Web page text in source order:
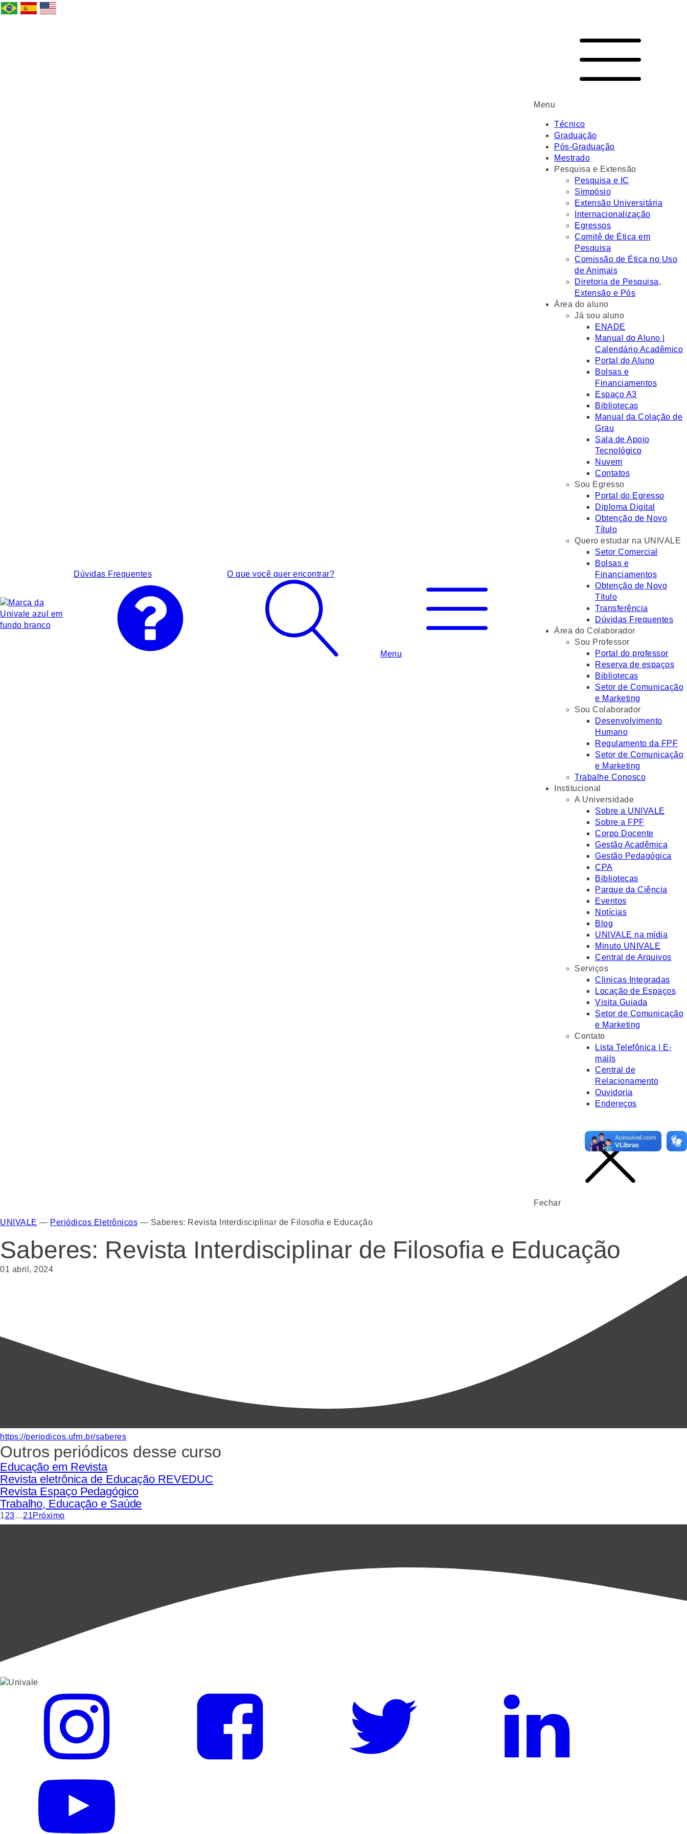
Dúvidas Frequentes O que você quer encontrar?
Menu
Menu
Técnico
Graduação
Pós-Graduação
Mestrado
Pesquisa e Extensão
Pesquisa e IC
Simpósio
Extensão Universitária
Internacionalização
Egressos
Comitê de Ética em
Pesquisa
Comissão de Ética no Uso
de Animais
Diretoria de Pesquisa,
Extensão e Pós
Área do aluno
Já sou aluno
ENADE
Manual do Aluno |
Calendário Acadêmico
Portal do Aluno
Bolsas e
Financiamentos
Espaço A3
Bibliotecas
Manual da Colação de
Grau
Sala de Apoio
Tecnológico
Nuvem
Contatos
Sou Egresso
Portal do Egresso
Diploma Digital
Obtenção de Novo
Título
Quero estudar na UNIVALE
Setor Comercial
Bolsas e
Financiamentos
Obtenção de Novo
Título
Transferência
Dúvidas Frequentes
Área do Colaborador
Sou Professor
Portal do professor
Reserva de espaços
Bibliotecas
Setor de Comunicação
e Marketing
Sou Colaborador
Desenvolvimento
Humano
Regulamento da FPF
Setor de Comunicação
e Marketing
Trabalhe Conosco
Institucional
A Universidade
Sobre a UNIVALE
Sobre a FPF
Corpo Docente
Gestão Acadêmica
Gestão Pedagógica
CPA
Bibliotecas
Parque da Ciência
Eventos
Notícias
Blog
UNIVALE na mídia
Minuto UNIVALE
Central de Arquivos
Serviços
Clinicas Integradas
Locação de Espaços
Visita Guiada
Setor de Comunicação
e Marketing
Contato
Lista Telefônica | E-
mails
Central de
Relacionamento
Ouvidoria
Endereços
Fechar
UNIVALE — Periódicos Eletrônicos — Saberes: Revista Interdisciplinar de Filosofia e Educação
Saberes: Revista Interdisciplinar de Filosofia e Educação
01 abril, 2024
https://periodicos.ufrn.br/saberes
Outros periódicos desse curso
Educação em Revista
Revista eletrônica de Educação REVEDUC
Revista Espaço Pedagógico
Trabalho, Educação e Saúde
123…21Próximo